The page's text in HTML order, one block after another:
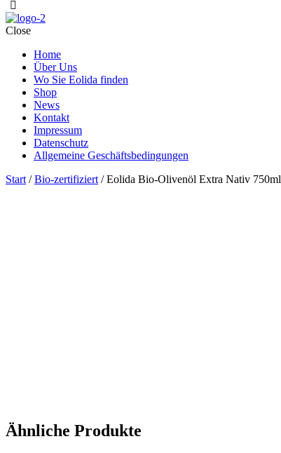
Close
Home
Über Uns
Wo Sie Eolida finden
Shop
News
Kontakt
Impressum
Datenschutz
Allgemeine Geschäftsbedingungen
Start /Bio-zertifiziert / Eolida Bio-Olivenöl Extra Nativ 750ml
Ähnliche Produkte